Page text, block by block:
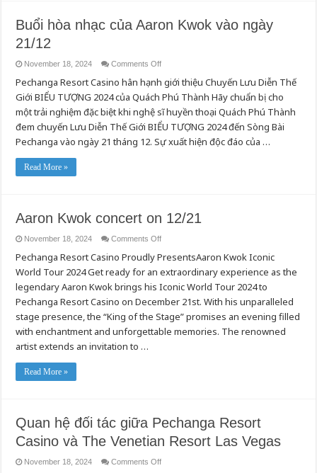
Buổi hòa nhạc của Aaron Kwok vào ngày
21/12
November 18, 2024 Comments Offon
hòa
nhạc
của
Kwok
vào
ngày
21/12
Pechanga Resort Casino hân hạnh giới thiệu Chuyến Lưu Diễn Thế
Giới BIỂU TƯỢNG 2024 của Quách Phú Thành Hãy chuẩn bị cho
một trải nghiệm đặc biệt khi nghệ sĩ huyền thoại Quách Phú Thành
đem chuyến Lưu Diễn Thế Giới BIỂU TƯỢNG 2024 đến Sòng Bài
Pechanga vào ngày 21 tháng 12. Sự xuất hiện độc đáo của …
Read More »
Aaron Kwok concert on 12/21
November 18, 2024 Comments Offon
Kwok
concert
on
Pechanga Resort Casino Proudly PresentsAaron Kwok Iconic
World Tour 2024 Get ready for an extraordinary experience as the
legendary Aaron Kwok brings his Iconic World Tour 2024 to
Pechanga Resort Casino on December 21st. With his unparalleled
stage presence, the “King of the Stage” promises an evening filled
with enchantment and unforgettable memories. The renowned
artist extends an invitation to …
Read More »
Quan hệ đối tác giữa Pechanga Resort
Casino và The Venetian Resort Las Vegas
November 18, 2024 Comments Offon